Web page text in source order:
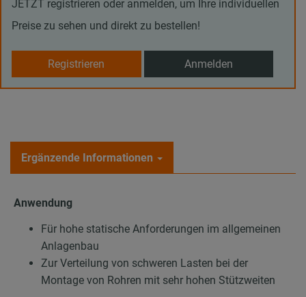
JETZT registrieren oder anmelden, um Ihre individuellen
Preise zu sehen und direkt zu bestellen!
Registrieren Anmelden
Ergänzende Informationen
Anwendung
Für hohe statische Anforderungen im allgemeinen
Anlagenbau
Zur Verteilung von schweren Lasten bei der
Montage von Rohren mit sehr hohen Stützweiten